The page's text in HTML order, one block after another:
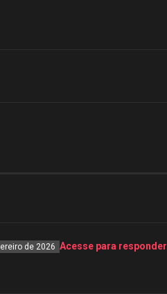
de 2026 Acesse para responder